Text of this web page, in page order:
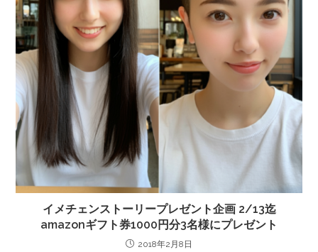
イメチェンストーリープレゼント企画 2/13迄
amazonギフト券1000円分3名様にプレゼント
2018年2月8日